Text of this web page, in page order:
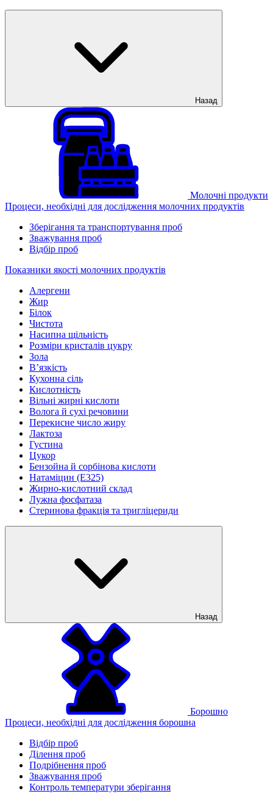
Назад
Молочні продукти
Процеси, необхідні для дослідження молочних продуктів
Зберігання та транспортування проб
Зважування проб
Відбір проб
Показники якості молочних продуктів
Алергени
Жир
Білок
Чистота
Насипна щільність
Розміри кристалів цукру
Зола
В’язкість
Кухонна сіль
Кислотність
Вільні жирні кислоти
Волога й сухі речовини
Перекисне число жиру
Лактоза
Густина
Цукор
Бензойна й сорбінова кислоти
Натаміцин (Е325)
Жирно-кислотний склад
Лужна фосфатаза
Стеринова фракція та тригліцериди
Назад
Борошно
Процеси, необхідні для дослідження борошна
Відбір проб
Ділення проб
Подрібнення проб
Зважування проб
Контроль температури зберігання